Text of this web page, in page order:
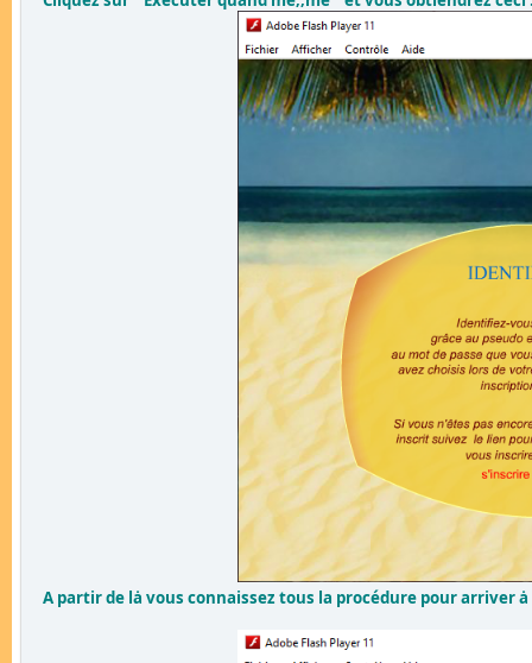
A partir de lȧ vous connaissez tous la procédure pour arriver ȧ